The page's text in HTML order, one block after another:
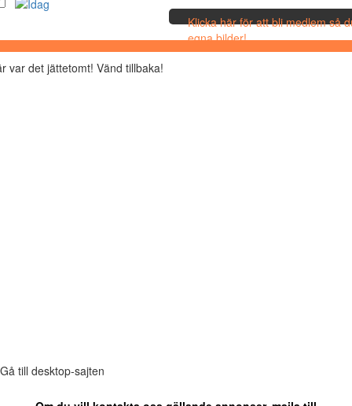
Klicka här för att bli medlem så
egna bilder!
var det jättetomt! Vänd tillbaka!
Gå till desktop-sajten